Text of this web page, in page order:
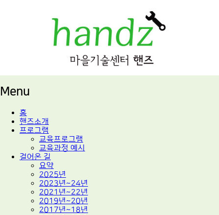
마을기술센터 핸즈
적정기술 교육
Menu
Skip
content
홈
핸즈소개
프로그램
교육프로그램
교육과정 예시
걸어온 길
요약
2025년
2023년~24년
2021년~22년
2019년~20년
2017년~18년